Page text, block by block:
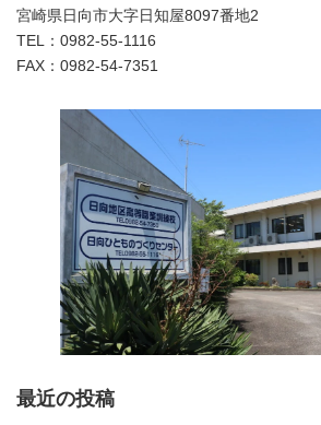
宮崎県日向市大字日知屋8097番地2
TEL：0982-55-1116
FAX：0982-54-7351
最近の投稿